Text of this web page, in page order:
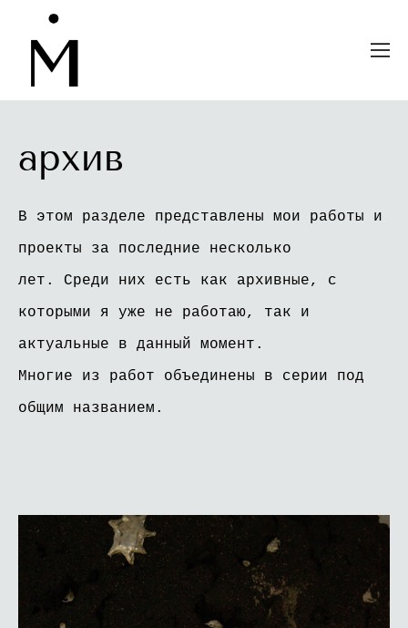
архив
В этом разделе представлены мои работы и
проекты за последние несколько
лет. Среди них есть как архивные, с
которыми я уже не работаю, так и
актуальные в данный момент.
Многие из работ объединены в серии под
общим названием.